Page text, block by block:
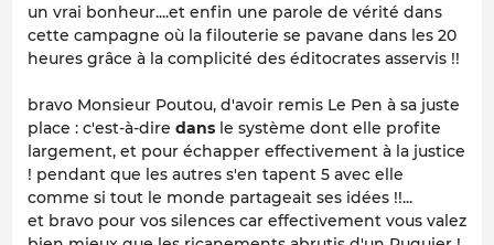
un vrai bonheur....et enfin une parole de vérité dans
cette campagne où la filouterie se pavane dans les 20
heures grâce à la complicité des éditocrates asservis !!
bravo Monsieur Poutou, d'avoir remis Le Pen à sa juste
place : c'est-à-dire dans le système dont elle profite
largement, et pour échapper effectivement à la justice
! pendant que les autres s'en tapent 5 avec elle
comme si tout le monde partageait ses idées !!...
et bravo pour vos silences car effectivement vous valez